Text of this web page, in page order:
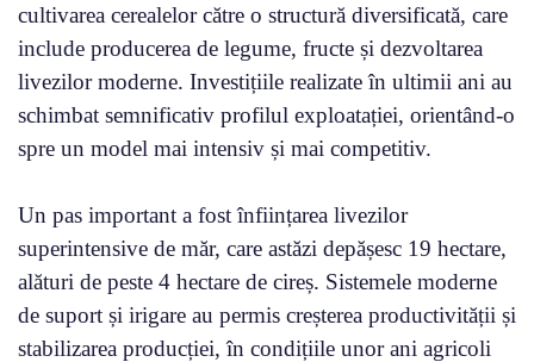
cultivarea cerealelor către o structură diversificată, care
include producerea de legume, fructe și dezvoltarea
livezilor moderne. Investițiile realizate în ultimii ani au
schimbat semnificativ profilul exploatației, orientând-o
spre un model mai intensiv și mai competitiv.
Un pas important a fost înființarea livezilor
superintensive de măr, care astăzi depășesc 19 hectare,
alături de peste 4 hectare de cireș. Sistemele moderne
de suport și irigare au permis creșterea productivității și
stabilizarea producției, în condițiile unor ani agricoli